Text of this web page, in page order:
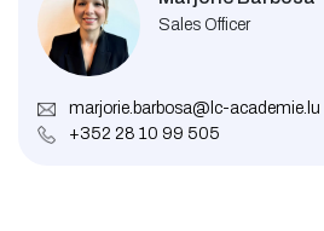
Sales Officer
marjorie.barbosa@lc-academie.lu
+352 28 10 99 505